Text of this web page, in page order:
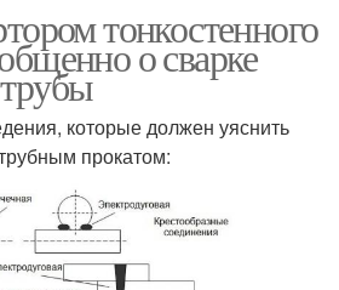
тонкостенного
о сварке
которые должен уяснить
прокатом: